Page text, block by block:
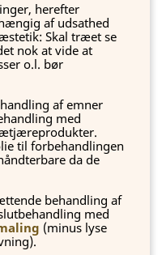
herefter
af udsathed
Skal træet se
nok at vide at
o.l. bør
af emner
med
til forbehandlingen
da de
behandling af
med
(minus lyse